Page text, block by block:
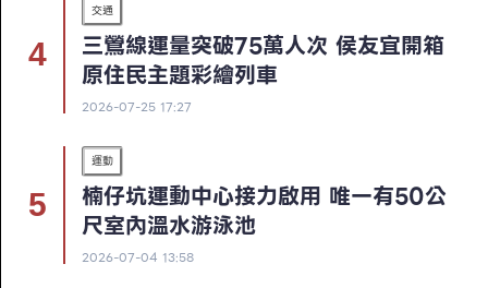
交通
三鶯線運量突破75萬人次 侯友宜開箱
原住民主題彩繪列車
2026-07-25 17:27
運動
楠仔坑運動中心接力啟用 唯一有50公
尺室內溫水游泳池
2026-07-04 13:58